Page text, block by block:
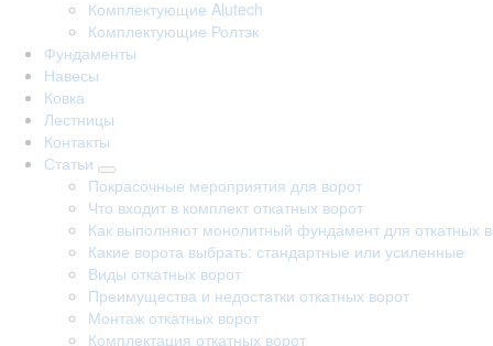
Комплектующие Alutech
Комплектующие Ролтэк
Фундаменты
Навесы
Ковка
Лестницы
Контакты
Статьи
Покрасочные мероприятия для ворот
Что входит в комплект откатных ворот
Как выполняют монолитный фундамент для откатных
Какие ворота выбрать: стандартные или усиленные
Виды откатных ворот
Преимущества и недостатки откатных ворот
Монтаж откатных ворот
Комплектация откатных ворот